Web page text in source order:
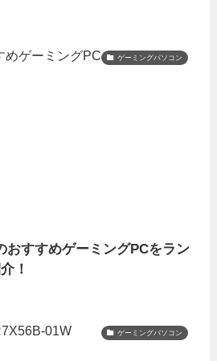
ゲーミングパソコン
おすすめゲーミングPCをラン
！
ゲーミングパソコン